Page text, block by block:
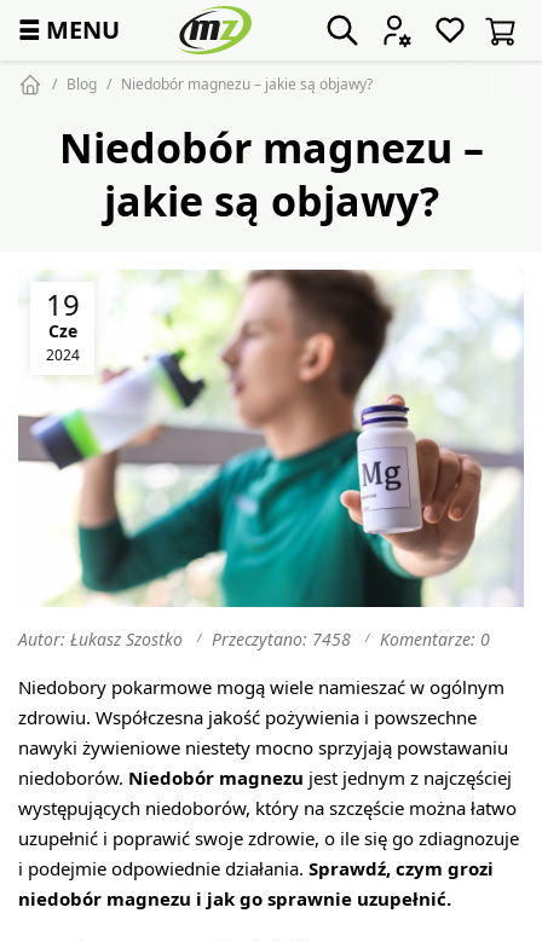
☰ MENU
Blog Niedobór magnezu – jakie są objawy?
Niedobór magnezu –
jakie są objawy?
19
Cze
2024
Autor: Łukasz Szostko Przeczytano: 7458 Komentarze: 0
Niedobory pokarmowe mogą wiele namieszać w ogólnym
zdrowiu. Współczesna jakość pożywienia i powszechne
nawyki żywieniowe niestety mocno sprzyjają powstawaniu
niedoborów. Niedobór magnezu jest jednym z najczęściej
występujących niedoborów, który na szczęście można łatwo
uzupełnić i poprawić swoje zdrowie, o ile się go zdiagnozuje
i podejmie odpowiednie działania. Sprawdź, czym grozi
niedobór magnezu i jak go sprawnie uzupełnić.